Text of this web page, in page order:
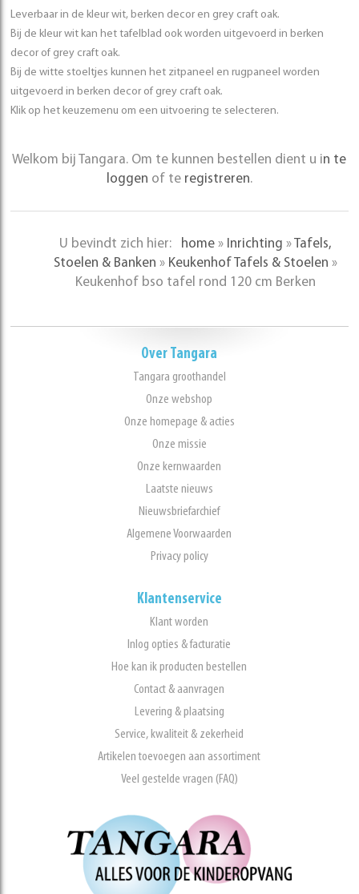
Leverbaar in de kleur wit, berken decor en grey craft oak.
Bij de kleur wit kan het tafelblad ook worden uitgevoerd in berken
decor of grey craft oak.
Bij de witte stoeltjes kunnen het zitpaneel en rugpaneel worden
uitgevoerd in berken decor of grey craft oak.
Klik op het keuzemenu om een uitvoering te selecteren.
Welkom bij Tangara. Om te kunnen bestellen dient u in te
loggen of te registreren.
U bevindt zich hier: home » Inrichting »Tafels,
Stoelen & Banken » Keukenhof Tafels & Stoelen »
Keukenhof bso tafel rond 120 cm Berken
Over Tangara
Tangara groothandel
Onze webshop
Onze homepage & acties
Onze missie
Onze kernwaarden
Laatste nieuws
Nieuwsbriefarchief
Algemene Voorwaarden
Privacy policy
Klantenservice
Klant worden
Inlog opties & facturatie
Hoe kan ik producten bestellen
Contact & aanvragen
Levering & plaatsing
Service, kwaliteit & zekerheid
Artikelen toevoegen aan assortiment
Veel gestelde vragen (FAQ)